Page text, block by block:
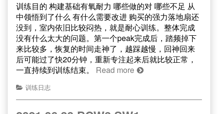
训练目的 构建基础有氧耐力 哪些做的对 哪些不足 从
中领悟到了什么 有什么需要改进 购买的强力落地扇还
没到，室内依旧比较闷热，就是耐心训练。整体完成
没有什么太大的问题。第一个peak完成后，踏频掉下
来比较多，恢复的时间走神了，越踩越慢，回神回来
后可能过了快20分钟，重新专注起来后就比较正常，
一直持续到训练结束。 Read more
训练日志